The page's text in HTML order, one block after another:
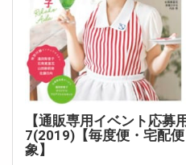
【通販専用イベント応募
7(2019)【毎度便・宅配
象】